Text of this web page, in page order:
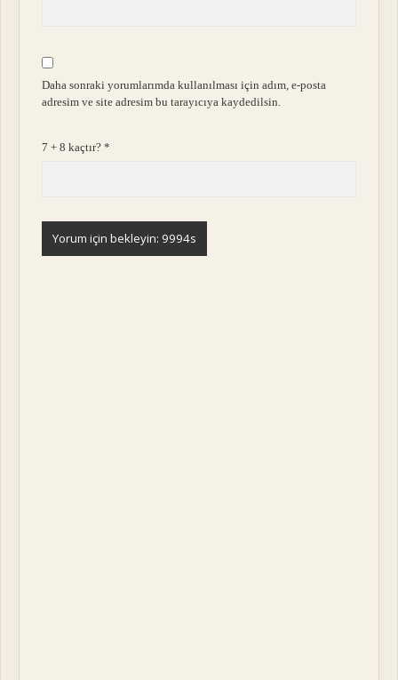
Daha sonraki yorumlarımda kullanılması için adım, e-posta
adresim ve site adresim bu tarayıcıya kaydedilsin.
7 + 8 kaçtır?*